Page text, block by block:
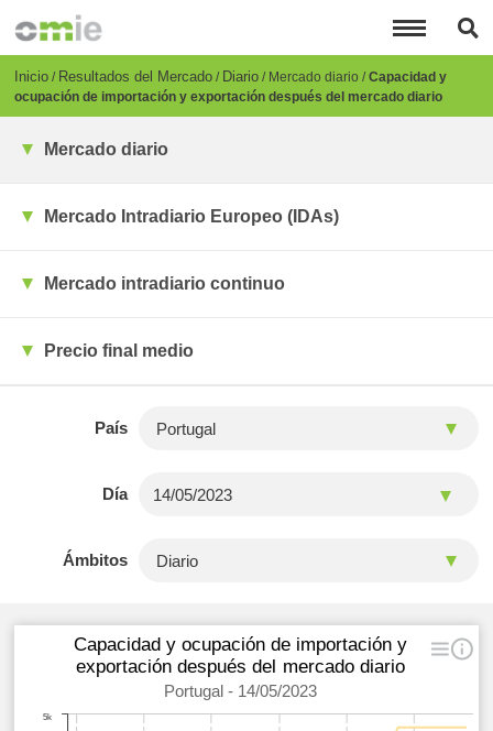
principal
Breadcrumb
Inicio Resultados del Mercado Diario Mercado diario Capacidad y
ocupación de importación y exportación después del mercado diario
Mercado diario
Mercado Intradiario Europeo (IDAs)
Mercado intradiario continuo
Precio final medio
País
Día
Ámbitos
Capacidad y ocupación de importación y
exportación después del mercado diario
Portugal - 14/05/2023
5k